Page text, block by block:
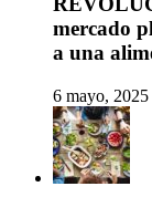
mercado
a una
6 mayo, 2025